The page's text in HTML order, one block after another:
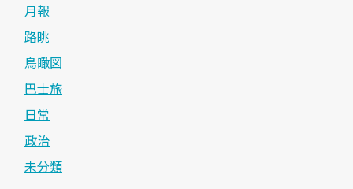
月報
路眺
鳥瞰図
巴士旅
日常
政治
未分類